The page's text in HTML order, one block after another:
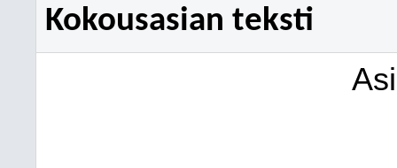
Kokousasian teksti